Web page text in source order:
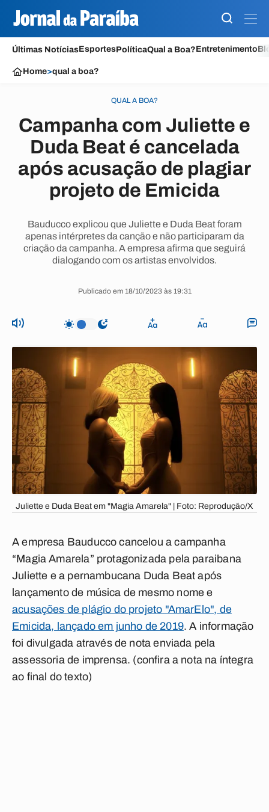
Últimas NotíciasEsportesPolíticaQual a Boa?Entretenimento
Home>qual a boa?
QUAL A BOA?
Campanha com Juliette e
Duda Beat é cancelada
após acusação de plagiar
projeto de Emicida
Bauducco explicou que Juliette e Duda Beat foram
apenas intérpretes da canção e não participaram da
criação da campanha. A empresa afirma que seguirá
dialogando com os artistas envolvidos.
Publicado em 18/10/2023 às 19:31
Juliette e Duda Beat em "Magia Amarela" | Foto: Reprodução/X
A empresa Bauducco cancelou a campanha
“Magia Amarela” protagonizada pela paraibana
Juliette e a pernambucana Duda Beat após
lançamento de música de mesmo nome e
acusações de plágio do projeto "AmarElo", de
Emicida, lançado em junho de 2019. A informação
foi divulgada através de nota enviada pela
assessoria de imprensa. (confira a nota na íntegra
ao final do texto)